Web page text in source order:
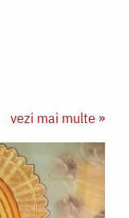
vezi mai multe »